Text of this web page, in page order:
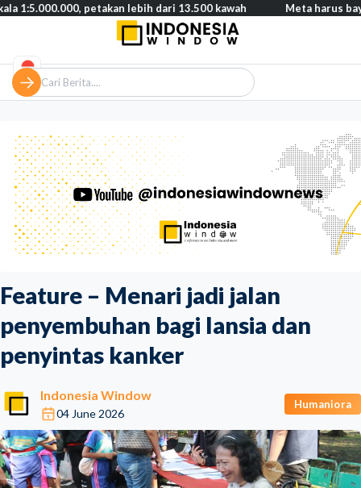
Feature – Menari jadi jalan
penyembuhan bagi lansia dan
penyintas kanker
Indonesia Window
04 June 2026
Humaniora
petakan lebih dari 13.500 kawah Meta harus bayar ganti